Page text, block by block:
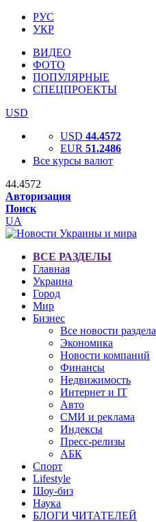
РУС
УКР
ВИДЕО
ФОТО
ПОПУЛЯРНЫЕ
СПЕЦПРОЕКТЫ
USD
USD 44.4572
EUR 51.2486
Все курсы валют
44.4572
Авторизация
Поиск
UA
ВСЕ РАЗДЕЛЫ
Главная
Украина
Город
Мир
Бизнес
Все новости раздела
Экономика
Новости компаний
Финансы
Недвижимость
Интернет и IT
Авто
СМИ и реклама
Индексы
Пресс-релизы
АБК
Спорт
Lifestyle
Шоу-биз
Наука
БЛОГИ ЧИТАТЕЛЕЙ